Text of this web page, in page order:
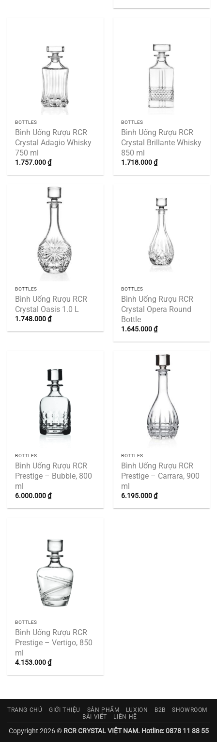
BOTTLES
Bình Uống Rượu RCR
Crystal Adagio Whisky
750 ml
1.757.000₫
BOTTLES
Bình Uống Rượu RCR
Crystal Brillante Whisky
850 ml
1.718.000₫
BOTTLES
Bình Uống Rượu RCR
Crystal Oasis 1.0 L
1.748.000₫
BOTTLES
Bình Uống Rượu RCR
Crystal Opera Round
Bottle
1.645.000₫
BOTTLES
Bình Uống Rượu RCR
Prestige – Bubble, 800
ml
6.000.000₫
BOTTLES
Bình Uống Rượu RCR
Prestige – Carrara, 900
ml
6.195.000₫
BOTTLES
Bình Uống Rượu RCR
Prestige – Vertigo, 850
ml
4.153.000₫
TRANG CHỦ GIỚI THIỆU SẢN PHẨM LUXION B2B
SHOWROOM
BÀI VIẾT
LIÊN HỆ
Copyright 2026 © RCR CRYSTAL VIỆT NAM. Hotline: 0878 11 88 55